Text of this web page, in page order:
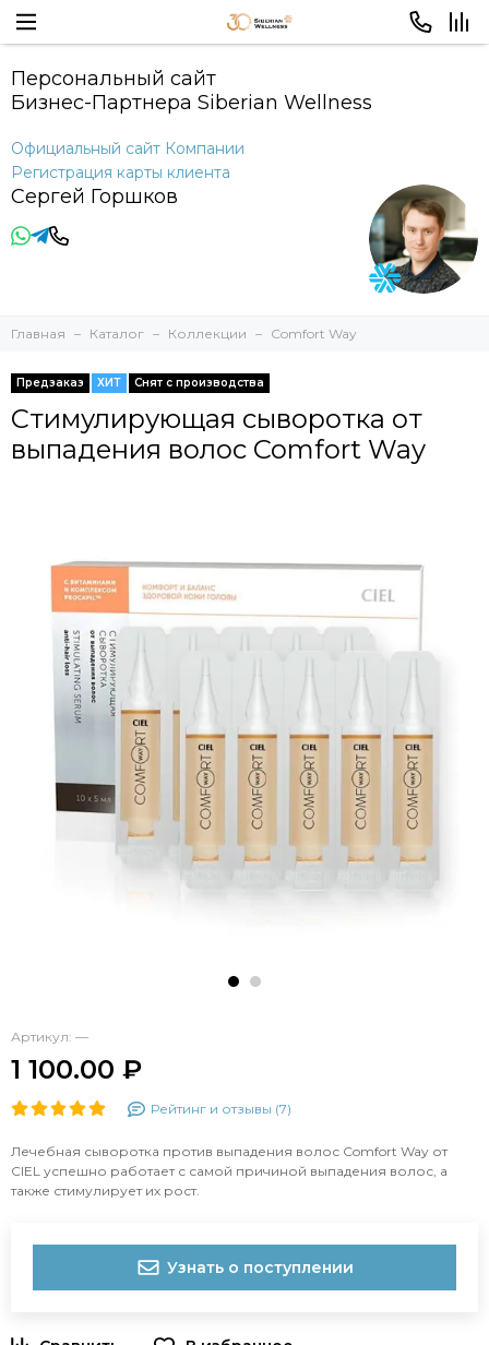
Персональный сайт
Бизнес-Партнера Siberian Wellness
Официальный сайт Компании
Регистрация карты клиента
Сергей Горшков
Главная Каталог Коллекции Comfort Way
Предзаказ ХИТ Снят с производства
Стимулирующая сыворотка от
выпадения волос Comfort Way
Артикул: —
1 100.00 ₽
Рейтинг и отзывы (7)
Лечебная сыворотка против выпадения волос Comfort Way от
CIEL успешно работает с самой причиной выпадения волос, а
также стимулирует их рост.
Узнать о поступлении